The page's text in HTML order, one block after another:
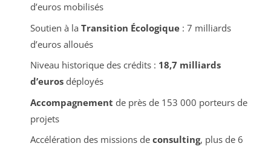
d’euros mobilisés
Soutien à la Transition Écologique: 7 milliards
d’euros alloués
Niveau historique des crédits : 18,7 milliards
d’eurosdéployés
Accompagnement de près de 153 000 porteurs de
projets
Accélération des missions de consulting, plus de 6